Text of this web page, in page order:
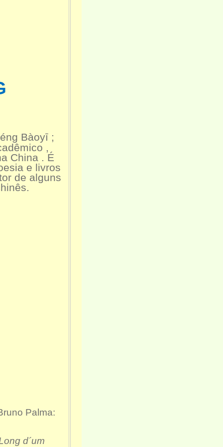
Bàoyī ;
,
China . É
e livros
de alguns
Palma:
d´um